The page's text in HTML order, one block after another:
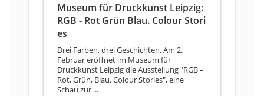
Museum für Druckkunst Leipzig:
RGB - Rot Grün Blau. Colour Stori
es
Drei Farben, drei Geschichten. Am 2.
Februar eröffnet im Museum für
Druckkunst Leipzig die Ausstellung "RGB –
Rot, Grün, Blau. Colour Stories", eine
Schau zur ...